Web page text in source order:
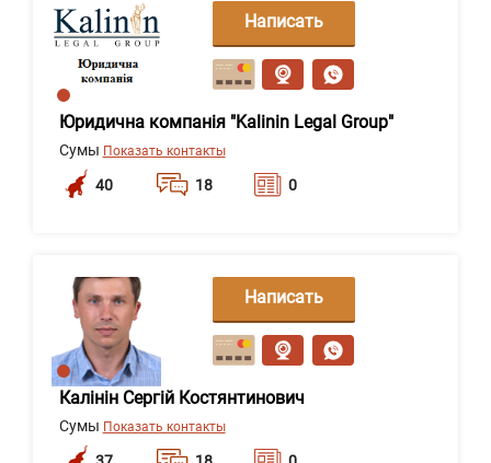
Юридична компанія "Kalinin Legal Group"
Сумы Показать контакты
40 18 0
Написать
сообщение
Калінін Сергій Костянтинович
Сумы Показать контакты
Написать
сообщение